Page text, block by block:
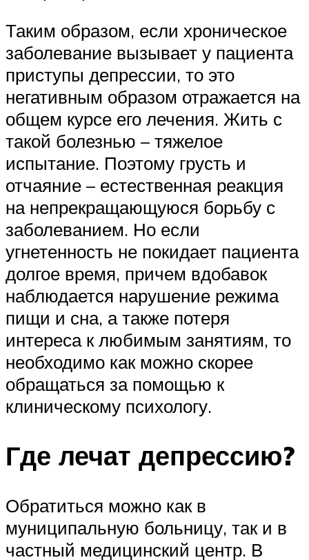
Таким образом, если хроническое
заболевание вызывает у пациента
приступы депрессии, то это
негативным образом отражается на
общем курсе его лечения. Жить с
такой болезнью – тяжелое
испытание. Поэтому грусть и
отчаяние – естественная реакция
на непрекращающуюся борьбу с
заболеванием. Но если
угнетенность не покидает пациента
долгое время, причем вдобавок
наблюдается нарушение режима
пищи и сна, а также потеря
интереса к любимым занятиям, то
необходимо как можно скорее
обращаться за помощью к
клиническому психологу.
Где лечат депрессию?
Обратиться можно как в
муниципальную больницу, так и в
частный медицинский центр. В